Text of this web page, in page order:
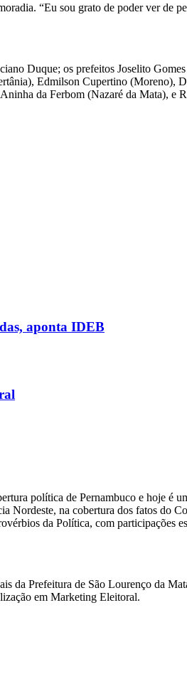
“Eu sou grato de poder ver de
Duque; os prefeitos Joselito
Edmilson Cupertino (Moreno),
da Ferbom (Nazaré da Mata), e
aponta IDEB
política de Pernambuco e hoje é
Nordeste, na cobertura dos fatos do
da Política, com participações
da Prefeitura de São Lourenço da
em Marketing Eleitoral.